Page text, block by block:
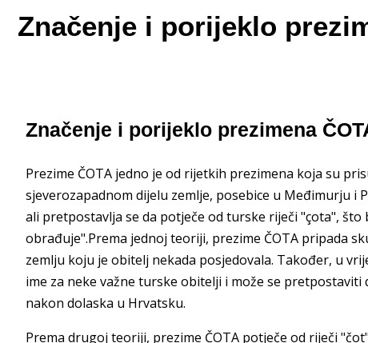
Značenje i porijeklo
Značenje i porijeklo prezimena
Prezime ČOTA jedno je od rijetkih prezimena koja su
sjeverozapadnom dijelu zemlje, posebice u Međimurju i
ali pretpostavlja se da potječe od turske riječi "çota",
obrađuje".Prema jednoj teoriji, prezime ČOTA pripada
zemlju koju je obitelj nekada posjedovala. Također, u
ime za neke važne turske obitelji i može se
nakon dolaska u Hrvatsku.
Prema drugoj teoriji, prezime ČOTA potječe od riječi